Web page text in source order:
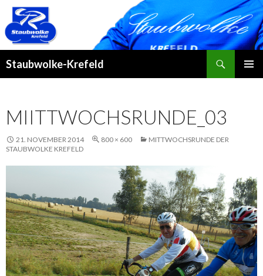
Staubwolke-Krefeld
MIITTWOCHSRUNDE_03
21. NOVEMBER 2014 800 × 600
MITTWOCHSRUNDE DER
STAUBWOLKE KREFELD